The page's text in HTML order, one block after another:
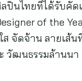
ปินไทยที่ได้รับคัด
of the
ส จัดจ้าน ลายเส้น
วัฒนธรรมล้านนา